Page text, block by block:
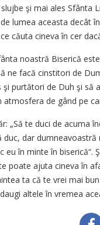
şi mai ales Sfânta
lumea aceasta decât
căuta cineva în cer
noastră Biserică
ne facă cinstitori de
purtători de Duh şi să
atmosfera de gând pe
„Să te duci de acuma
dar
eu în minte în biserică“.
poate ajuta cineva în
ta că te vrei mai
altele în vremea